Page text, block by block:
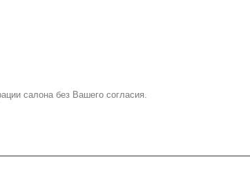
салона без Вашего согласия.